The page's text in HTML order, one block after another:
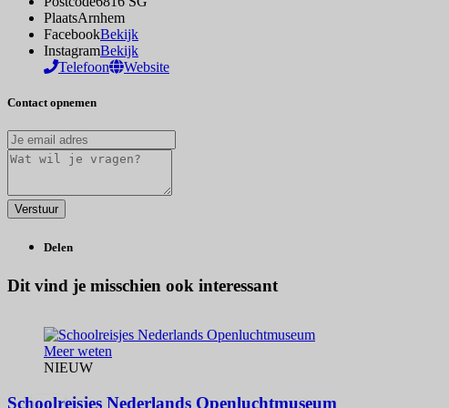
PlaatsArnhem
FacebookBekijk
InstagramBekijk
Telefoon
Website
Contact opnemen
Delen
Dit vind je misschien ook interessant
Meer weten
NIEUW
Schoolreisjes Nederlands Openluchtmuseum